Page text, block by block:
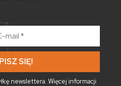
newslettera. Więcej informacji